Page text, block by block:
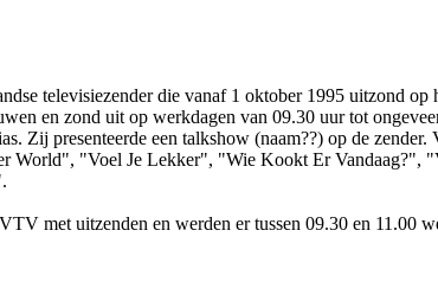
televisiezender die vanaf 1 oktober 1995 uitzond op
en zond uit op werkdagen van 09.30 uur tot
Zij presenteerde een talkshow (naam??) op de zender.
World", "Voel Je Lekker", "Wie Kookt Er
met uitzenden en werden er tussen 09.30 en 11.00